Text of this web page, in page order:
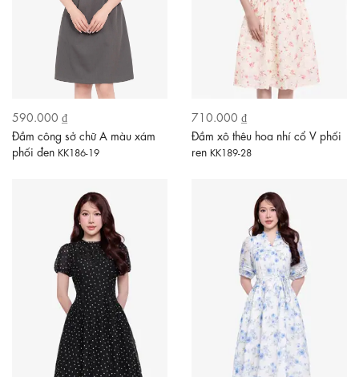
590.000 ₫
Đầm công sở chữ A màu xám
phối đen KK186-19
710.000 ₫
Đầm xô thêu hoa nhí cổ V phối
ren KK189-28